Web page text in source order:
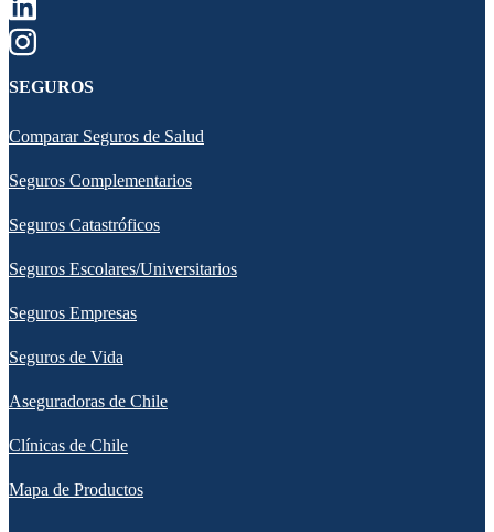
SEGUROS
Comparar Seguros de Salud
Seguros Complementarios
Seguros Catastróficos
Seguros Escolares/Universitarios
Seguros Empresas
Seguros de Vida
Aseguradoras de Chile
Clínicas de Chile
Mapa de Productos